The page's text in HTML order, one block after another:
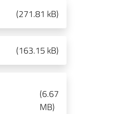
(271.81 kB)
(163.15 kB)
(6.67
MB)